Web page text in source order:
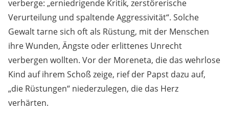
verberge: „erniedrigende Kritik, zerstörerische
Verurteilung und spaltende Aggressivität“. Solche
Gewalt tarne sich oft als Rüstung, mit der Menschen
ihre Wunden, Ängste oder erlittenes Unrecht
verbergen wollten. Vor der Moreneta, die das wehrlose
Kind auf ihrem Schoß zeige, rief der Papst dazu auf,
„die Rüstungen“ niederzulegen, die das Herz
verhärten.